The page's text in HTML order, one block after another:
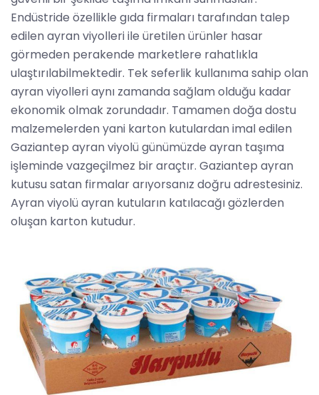
Endüstride özellikle gıda firmaları tarafından talep
edilen ayran viyolleri ile üretilen ürünler hasar
görmeden perakende marketlere rahatlıkla
ulaştırılabilmektedir. Tek seferlik kullanıma sahip olan
ayran viyolleri aynı zamanda sağlam olduğu kadar
ekonomik olmak zorundadır. Tamamen doğa dostu
malzemelerden yani karton kutulardan imal edilen
Gaziantep ayran viyolü günümüzde ayran taşıma
işleminde vazgeçilmez bir araçtır. Gaziantep ayran
kutusu satan firmalar arıyorsanız doğru adrestesiniz.
Ayran viyolü ayran kutuların katılacağı gözlerden
oluşan karton kutudur.